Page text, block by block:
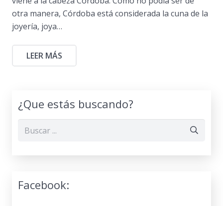
otra manera, Córdoba está considerada la cuna de la
joyería, joya…
LEER MÁS
¿Que estás buscando?
Facebook: